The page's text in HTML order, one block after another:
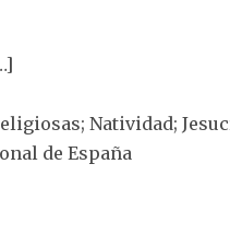
Natividad;
de España